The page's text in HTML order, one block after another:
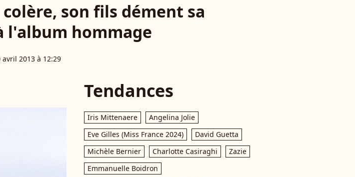
son fils dément sa
l'album hommage
2013 à 12:29
Tendances
Iris Mittenaere
Angelina Jolie
Eve Gilles (Miss France 2024)
David Guetta
Michèle Bernier
Charlotte Casiraghi
Zazie
Emmanuelle Boidron